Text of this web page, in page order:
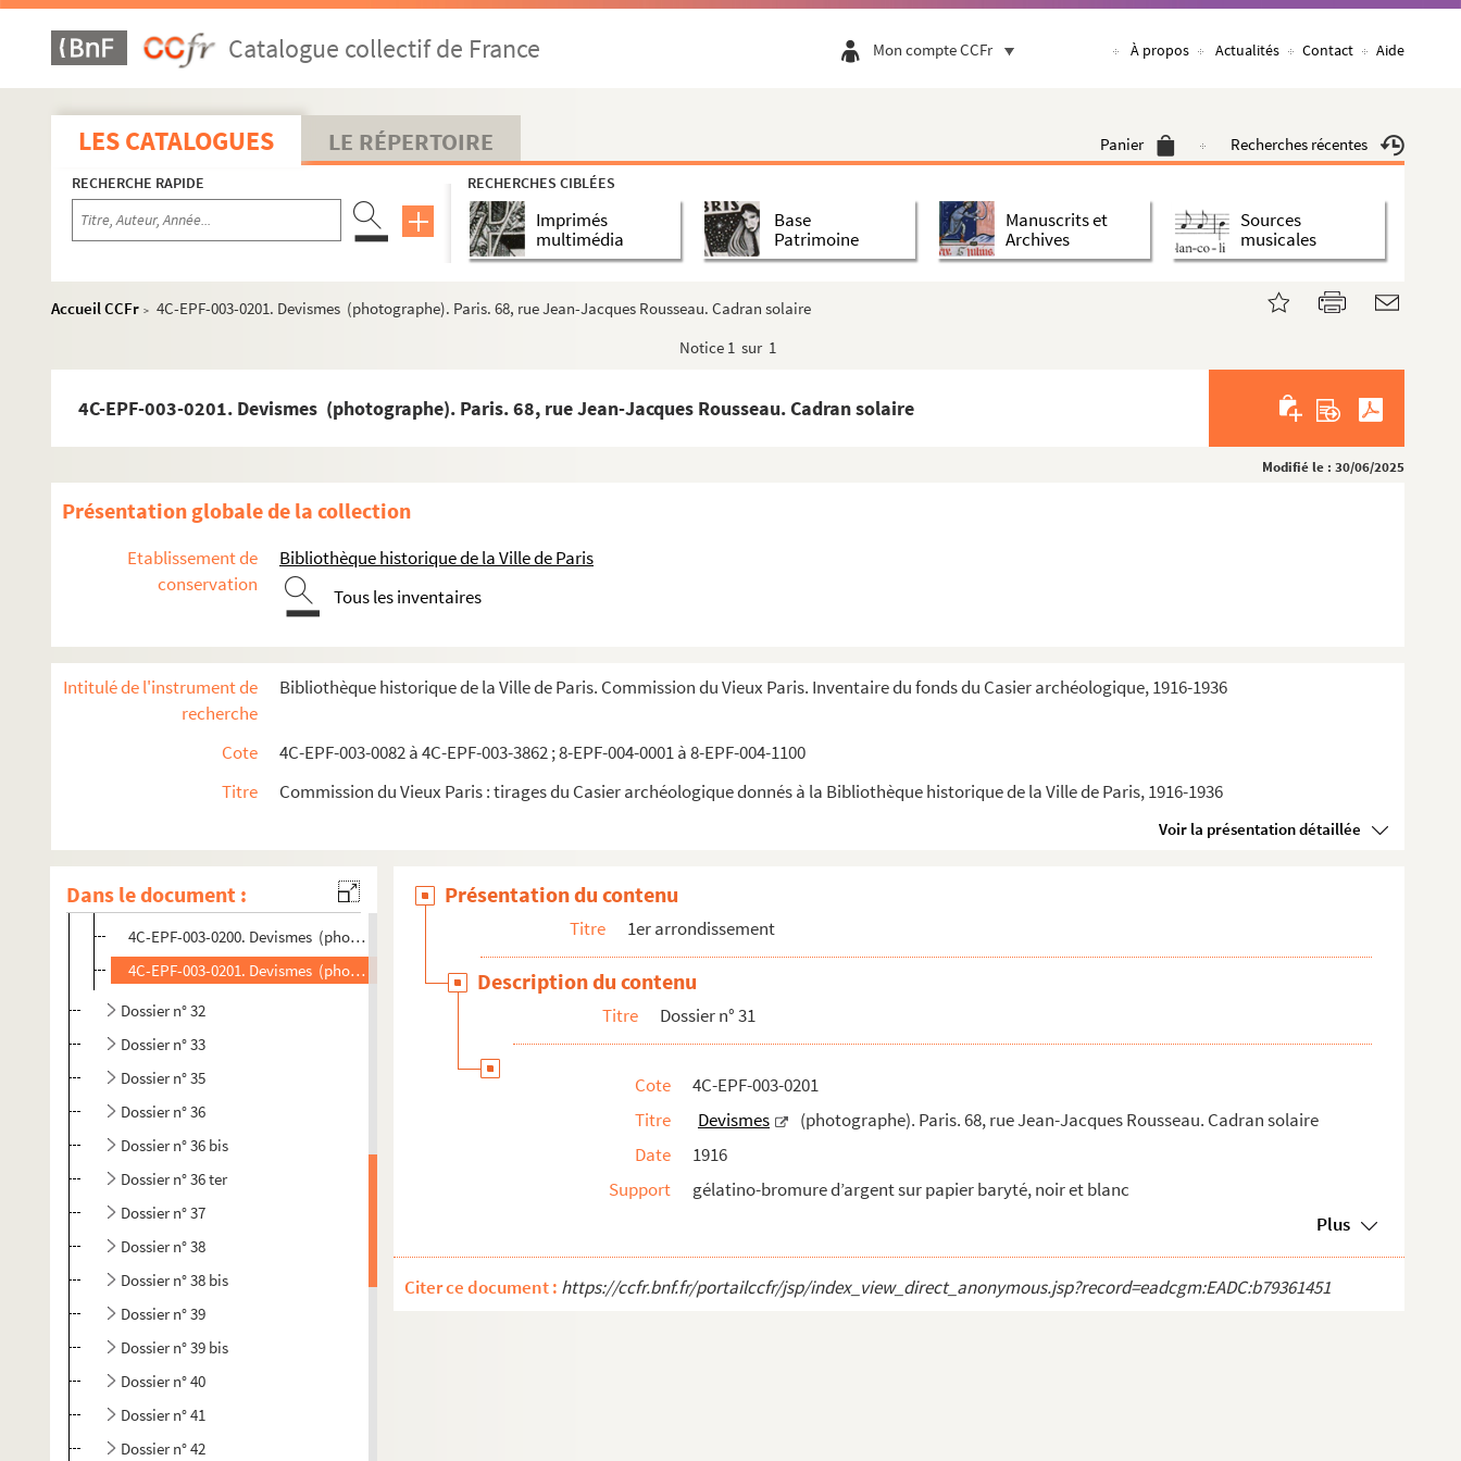
Catalogue collectif de France Mon compte CCFr À propos Actualités Contact Aide
LES CATALOGUES LE RÉPERTOIRE Panier Recherches récentes
RECHERCHE RAPIDE RECHERCHES CIBLÉES
Imprimés
multimédia
Base
Patrimoine
Manuscrits et
Archives
Sources
musicales
Accueil CCFr > 4C-EPF-003-0201. Devismes (photographe). Paris. 68, rue Jean-Jacques Rousseau. Cadran solaire
Notice 1 sur 1
4C-EPF-003-0201. Devismes (photographe). Paris. 68, rue Jean-Jacques Rousseau. Cadran solaire
Modifié le : 30/06/2025
Présentation globale de la collection
Etablissement de
conservation
Bibliothèque historique de la Ville de Paris
Tous les inventaires
Intitulé de l'instrument de
recherche
Bibliothèque historique de la Ville de Paris. Commission du Vieux Paris. Inventaire du fonds du Casier archéologique, 1916-1936
Cote
4C-EPF-003-0082 à 4C-EPF-003-3862 ; 8-EPF-004-0001 à 8-EPF-004-1100
Titre
Commission du Vieux Paris : tirages du Casier archéologique donnés à la Bibliothèque historique de la Ville de Paris, 1916-1936
Voir la présentation détaillée
Dans le document :
Dossier n° 11
Dossier n° 12
Dossier n° 12 bis
Dossier n° 14
Dossier n° 14 bis
Dossier n° 15
Dossier n° 22
Dossier n° 23
Dossier n° 24
Dossier n° 26
Dossier n° 27
4C-EPF-003-0198. Devismes (photographe). Paris. 68, rue Jean-Jacques Rousseau. Détail des capiteaux et clés
4C-EPF-003-0199. Devismes (photographe). Paris. 68, rue Jean-Jacques Rousseau. Départ d'escalier
4C-EPF-003-0200. Devismes (photographe). Paris. 68, rue Jean-Jacques Rousseau. Détail de la rampe
4C-EPF-003-0201. Devismes (photographe). Paris. 68, rue Jean-Jacques Rousseau. Cadran solaire
Dossier n° 32
Dossier n° 33
Dossier n° 35
Dossier n° 36
Dossier n° 36 bis
Dossier n° 36 ter
Dossier n° 37
Dossier n° 38
Dossier n° 38 bis
Dossier n° 39
Dossier n° 39 bis
Dossier n° 40
Dossier n° 41
Dossier n° 42
Présentation du contenu
Titre 1er arrondissement
Description du contenu
Titre Dossier n° 31
Cote
4C-EPF-003-0201
Titre
Devismes
(photographe). Paris. 68, rue Jean-Jacques Rousseau. Cadran solaire
Date
1916
Support
gélatino-bromure d’argent sur papier baryté, noir et blanc
Plus
Citer ce document : https://ccfr.bnf.fr/portailccfr/jsp/index_view_direct_anonymous.jsp?record=eadcgm:EADC:b79361451